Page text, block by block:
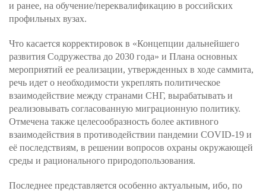
и ранее, на обучение/переквалификацию в российских
профильных вузах.
Что касается корректировок в «Концепции дальнейшего
развития Содружества до 2030 года» и Плана основных
мероприятий ее реализации, утвержденных в ходе саммита,
речь идет о необходимости укреплять политическое
взаимодействие между странами СНГ, вырабатывать и
реализовывать согласованную миграционную политику.
Отмечена также целесообразность более активного
взаимодействия в противодействии пандемии COVID-19 и
её последствиям, в решении вопросов охраны окружающей
среды и рационального природопользования.
Последнее представляется особенно актуальным, ибо, по